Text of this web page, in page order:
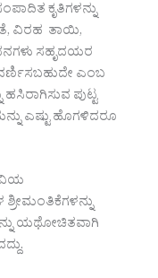
ಕೃತಿಗಳನ್ನು
ವಿರಹ ತಾಯಿ,
ಸಹೃದಯರ
ವರ್ಣಿಸಬಹುದೇ ಎಂಬ
ಪುಟ್ಟ
ಎಷ್ಟು ಹೊಗಳಿದರೂ
ಯಥೋಚಿತವಾಗಿ